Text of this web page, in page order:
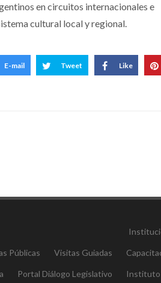
en circuitos internacionales e
cultural local y regional.
E-mail Tweet Like
Públicas Visitas Guiadas
Portal Diálogo Legislativo Instituto